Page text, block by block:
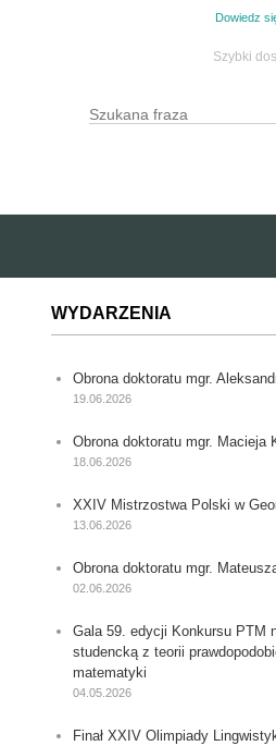
Dowiedz
Szybki
Formularz
Wyszukaj
WYDARZENIA
Obrona doktoratu mgr.
19.06.2026
Obrona doktoratu mgr. Macieja
18.06.2026
XXIV Mistrzostwa Polski w
13.06.2026
Obrona doktoratu mgr.
02.06.2026
Gala 59. edycji Konkursu PTM
studencką z teorii
matematyki
04.05.2026
Finał XXIV Olimpiady